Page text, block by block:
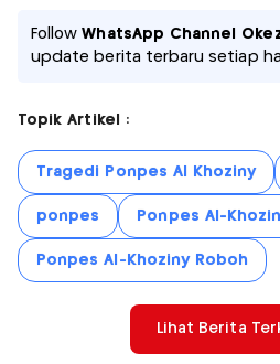
FollowWhatsApp Channel
update berita terbaru setiap
Topik Artikel :
Tragedi Ponpes Al Khoziny
ponpes Ponpes Al-
Ponpes Al-Khoziny Roboh
Lihat Berita